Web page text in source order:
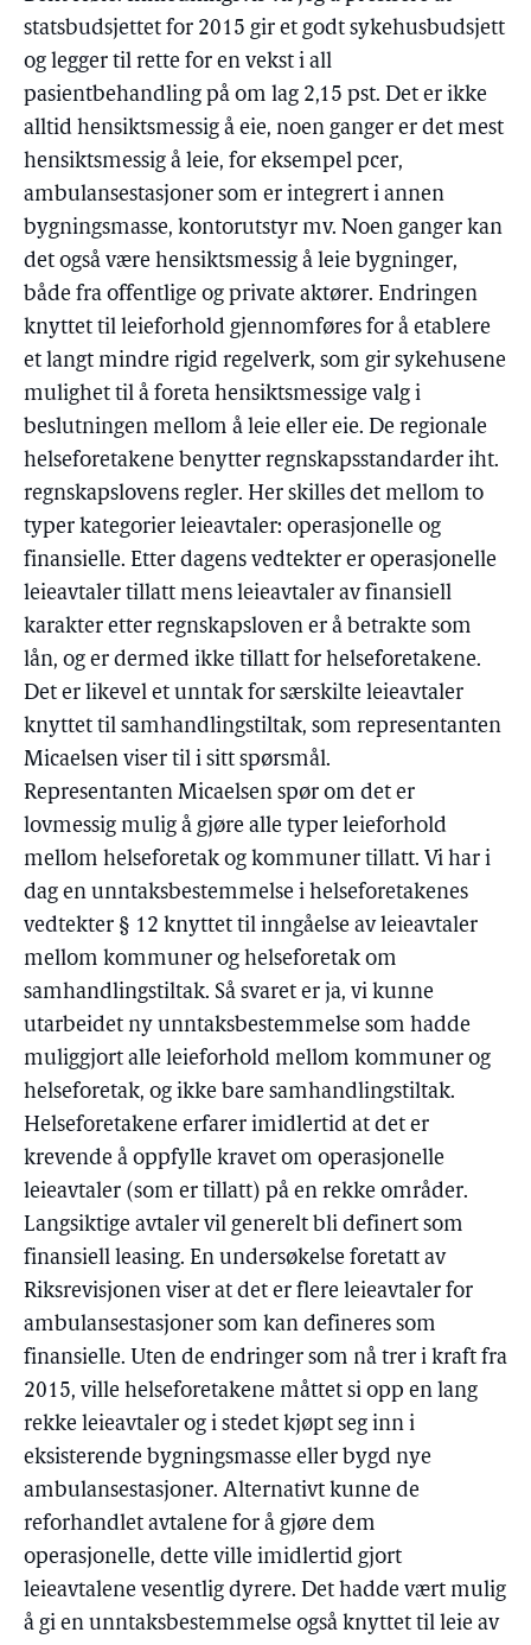
statsbudsjettet for 2015 gir et godt sykehusbudsjett
og legger til rette for en vekst i all
pasientbehandling på om lag 2,15 pst. Det er ikke
alltid hensiktsmessig å eie, noen ganger er det mest
hensiktsmessig å leie, for eksempel pcer,
ambulansestasjoner som er integrert i annen
bygningsmasse, kontorutstyr mv. Noen ganger kan
det også være hensiktsmessig å leie bygninger,
både fra offentlige og private aktører. Endringen
knyttet til leieforhold gjennomføres for å etablere
et langt mindre rigid regelverk, som gir sykehusene
mulighet til å foreta hensiktsmessige valg i
beslutningen mellom å leie eller eie. De regionale
helseforetakene benytter regnskapsstandarder iht.
regnskapslovens regler. Her skilles det mellom to
typer kategorier leieavtaler: operasjonelle og
finansielle. Etter dagens vedtekter er operasjonelle
leieavtaler tillatt mens leieavtaler av finansiell
karakter etter regnskapsloven er å betrakte som
lån, og er dermed ikke tillatt for helseforetakene.
Det er likevel et unntak for særskilte leieavtaler
knyttet til samhandlingstiltak, som representanten
Micaelsen viser til i sitt spørsmål.
Representanten Micaelsen spør om det er
lovmessig mulig å gjøre alle typer leieforhold
mellom helseforetak og kommuner tillatt. Vi har i
dag en unntaksbestemmelse i helseforetakenes
vedtekter § 12 knyttet til inngåelse av leieavtaler
mellom kommuner og helseforetak om
samhandlingstiltak. Så svaret er ja, vi kunne
utarbeidet ny unntaksbestemmelse som hadde
muliggjort alle leieforhold mellom kommuner og
helseforetak, og ikke bare samhandlingstiltak.
Helseforetakene erfarer imidlertid at det er
krevende å oppfylle kravet om operasjonelle
leieavtaler (som er tillatt) på en rekke områder.
Langsiktige avtaler vil generelt bli definert som
finansiell leasing. En undersøkelse foretatt av
Riksrevisjonen viser at det er flere leieavtaler for
ambulansestasjoner som kan defineres som
finansielle. Uten de endringer som nå trer i kraft fra
2015, ville helseforetakene måttet si opp en lang
rekke leieavtaler og i stedet kjøpt seg inn i
eksisterende bygningsmasse eller bygd nye
ambulansestasjoner. Alternativt kunne de
reforhandlet avtalene for å gjøre dem
operasjonelle, dette ville imidlertid gjort
leieavtalene vesentlig dyrere. Det hadde vært mulig
å gi en unntaksbestemmelse også knyttet til leie av